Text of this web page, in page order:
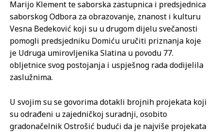
Marijo Klement te saborska zastupnica i predsjednica
saborskog Odbora za obrazovanje, znanost i kulturu
Vesna Bedeković koji su u drugom dijelu svečanosti
pomogli predsjedniku Domiću uručiti priznanja koje
je Udruga umirovljenika Slatina u povodu 77.
obljetnice svog postojanja i uspješnog rada dodijelila
zaslužnima.
U svojim su se govorima dotakli brojnih projekata koji
su odrađeni u zajedničkoj suradnji, osobito
gradonačelnik Ostrošić budući da je najviše projekata